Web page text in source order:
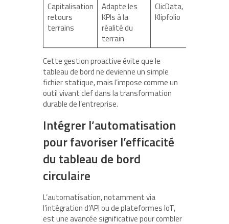
Capitalisation
retours
terrains
Adapte les
KPIs à la
réalité du
terrain
ClicData,
Klipfolio
Cette gestion proactive évite que le
tableau de bord ne devienne un simple
fichier statique, mais l’impose comme un
outil vivant clef dans la transformation
durable de l’entreprise.
Intégrer l’automatisation
pour favoriser l’efficacité
du tableau de bord
circulaire
L’automatisation, notamment via
l’intégration d’API ou de plateformes IoT,
est une avancée significative pour combler